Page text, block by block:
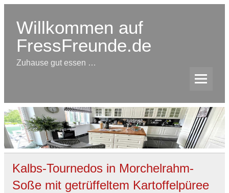
Skip
contentWillkommen auf
FressFreunde.de
Zuhause gut essen …
Kalbs-Tournedos in Morchelrahm-
Soße mit getrüffeltem Kartoffelpüree